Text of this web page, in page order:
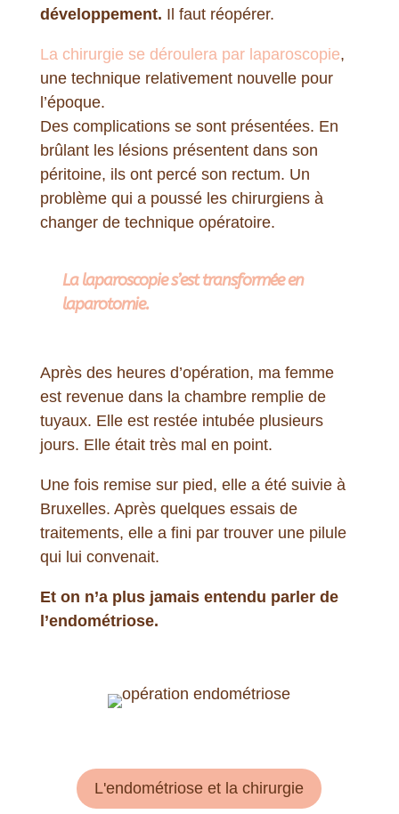
développement. Il faut réopérer.
La chirurgie se déroulera par laparoscopie,
une technique relativement nouvelle pour
l’époque.
Des complications se sont présentées. En
brûlant les lésions présentent dans son
péritoine, ils ont percé son rectum. Un
problème qui a poussé les chirurgiens à
changer de technique opératoire.
La laparoscopie s’est transformée en
laparotomie.
Après des heures d’opération, ma femme
est revenue dans la chambre remplie de
tuyaux. Elle est restée intubée plusieurs
jours. Elle était très mal en point.
Une fois remise sur pied, elle a été suivie à
Bruxelles. Après quelques essais de
traitements, elle a fini par trouver une pilule
qui lui convenait.
Et on n’a plus jamais entendu parler de
l’endométriose.
L'endométriose et la chirurgie